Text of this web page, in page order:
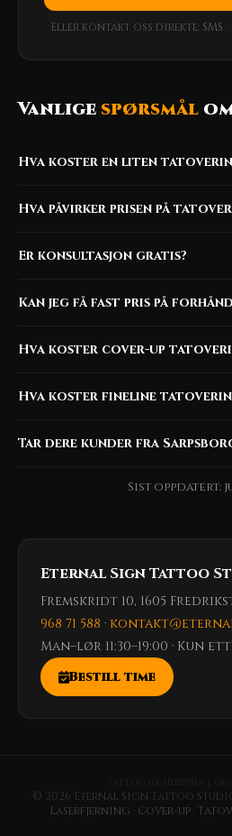
Eller kontakt oss direkte: SMS ·
Vanlige spørsmål
Hva koster en liten
Hva påvirker prisen på
Er konsultasjon gratis?
Kan jeg få fast pris på
Hva koster cover-up
Hva koster fineline
Tar dere kunder fra
Sist oppdatert:
Eternal Sign Tattoo
Fremskridt 10, 1605
968 71 588 ·
Man–lør 11:30–19:00 · Kun
Bestill time
© 2026 Eternal Sign Tattoo Studio
Laserfjerning
Cover-up·